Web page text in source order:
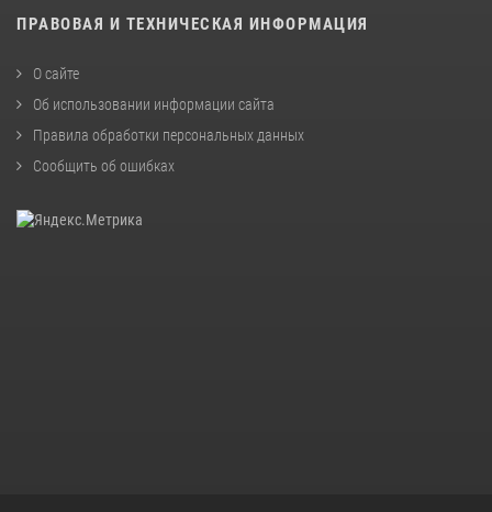
ПРАВОВАЯ И ТЕХНИЧЕСКАЯ ИНФОРМАЦИЯ
О сайте
Об использовании информации сайта
Правила обработки персональных данных
Сообщить об ошибках